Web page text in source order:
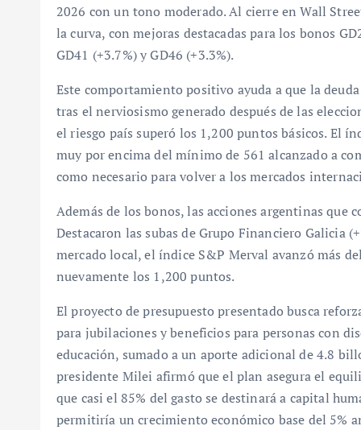
2026 con un tono moderado. Al cierre en Wall
la curva, con mejoras destacadas para los bonos
GD41 (+3.7%) y GD46 (+3.3%).
Este comportamiento positivo ayuda a que la
tras el nerviosismo generado después de las
el riesgo país superó los 1,200 puntos básicos. El
muy por encima del mínimo de 561 alcanzado a
como necesario para volver a los mercados
Además de los bonos, las acciones argentinas
Destacaron las subas de Grupo Financiero Galicia
mercado local, el índice S&P Merval avanzó más
nuevamente los 1,200 puntos.
El proyecto de presupuesto presentado busca
para jubilaciones y beneficios para personas con
educación, sumado a un aporte adicional de 4.8
presidente Milei afirmó que el plan asegura el
que casi el 85% del gasto se destinará a capital
permitiría un crecimiento económico base del 5%